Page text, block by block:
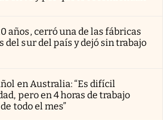
años, cerró una de las fábricas
sur del país y dejó sin trabajo
en Australia: “Es difícil
pero en 4 horas de trabajo
todo el mes”